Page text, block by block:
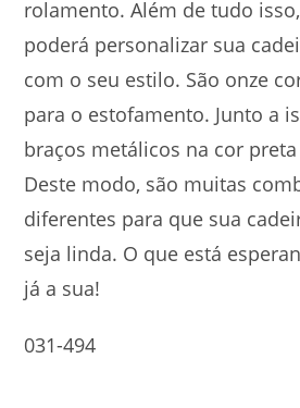
rolamento. Além de tudo
poderá personalizar sua
com o seu estilo. São onze
para o estofamento. Junto a
braços metálicos na cor
Deste modo, são muitas
diferentes para que sua
seja linda. O que está
já a sua!
031-494